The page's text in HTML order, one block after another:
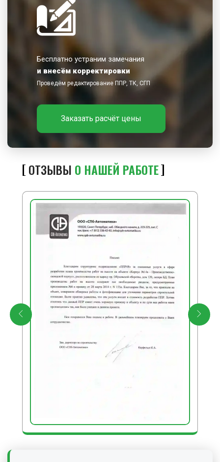
Бесплатно устраним замечания
и внесём корректировки
Проведём редактирование ППР, ТК, СГП
Заказать расчёт цены
ОТЗЫВЫ О НАШЕЙ РАБОТЕ